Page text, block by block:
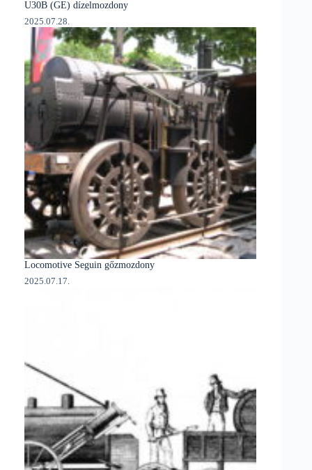
U30B (GE) dízelmozdony
2025.07.28.
Locomotive Seguin gőzmozdony
2025.07.17.